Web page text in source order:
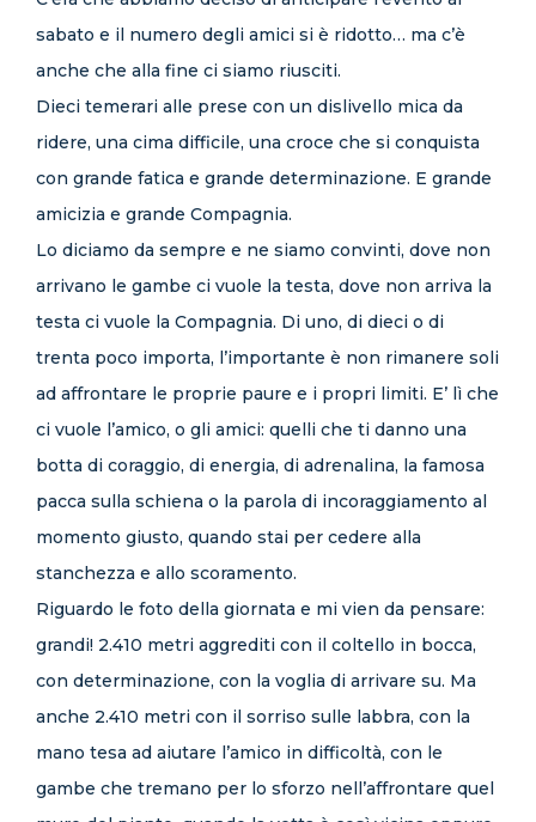
sabato e il numero degli amici si è ridotto… ma c’è
anche che alla fine ci siamo riusciti.
Dieci temerari alle prese con un dislivello mica da
ridere, una cima difficile, una croce che si conquista
con grande fatica e grande determinazione. E grande
amicizia e grande Compagnia.
Lo diciamo da sempre e ne siamo convinti, dove non
arrivano le gambe ci vuole la testa, dove non arriva la
testa ci vuole la Compagnia. Di uno, di dieci o di
trenta poco importa, l’importante è non rimanere soli
ad affrontare le proprie paure e i propri limiti. E’ lì che
ci vuole l’amico, o gli amici: quelli che ti danno una
botta di coraggio, di energia, di adrenalina, la famosa
pacca sulla schiena o la parola di incoraggiamento al
momento giusto, quando stai per cedere alla
stanchezza e allo scoramento.
Riguardo le foto della giornata e mi vien da pensare:
grandi! 2.410 metri aggrediti con il coltello in bocca,
con determinazione, con la voglia di arrivare su. Ma
anche 2.410 metri con il sorriso sulle labbra, con la
mano tesa ad aiutare l’amico in difficoltà, con le
gambe che tremano per lo sforzo nell’affrontare quel